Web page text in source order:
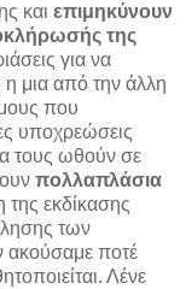
και επιμηκύνουν
της
για να
μια από την άλλη
που
υποχρεώσεις
τους ωθούν σε
πολλαπλάσια
εκδίκασης
των
ακούσαμε ποτέ
Λένε